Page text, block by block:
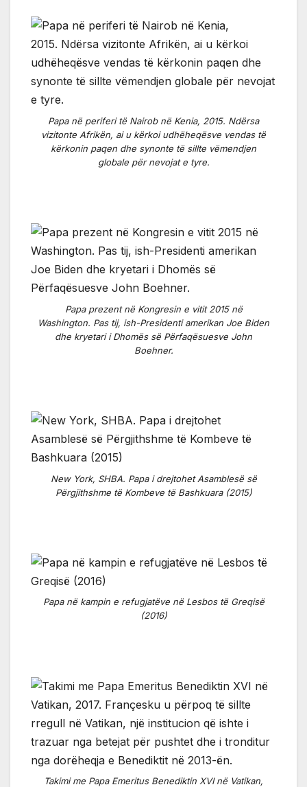
Papa në periferi të Nairob në Kenia, 2015. Ndërsa
vizitonte Afrikën, ai u kërkoi udhëheqësve vendas të
kërkonin paqen dhe synonte të sillte vëmendjen
globale për nevojat e tyre.
Papa prezent në Kongresin e vitit 2015 në
Washington. Pas tij, ish-Presidenti amerikan Joe Biden
dhe kryetari i Dhomës së Përfaqësuesve John
Boehner.
New York, SHBA. Papa i drejtohet Asamblesë së
Përgjithshme të Kombeve të Bashkuara (2015)
Papa në kampin e refugjatëve në Lesbos të Greqisë
(2016)
Takimi me Papa Emeritus Benediktin XVI në Vatikan,